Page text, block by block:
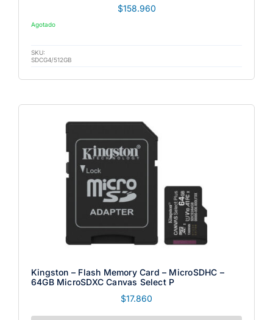
$158.960
Agotado
SKU:
SDCG4/512GB
Kingston – Flash Memory Card – MicroSDHC –
64GB MicroSDXC Canvas Select P
$17.860